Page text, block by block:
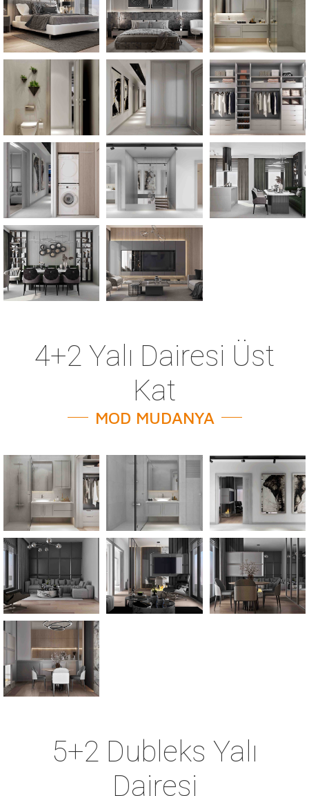
4+2 Yalı Dairesi Üst
Kat
MOD MUDANYA
5+2 Dubleks Yalı
Dairesi